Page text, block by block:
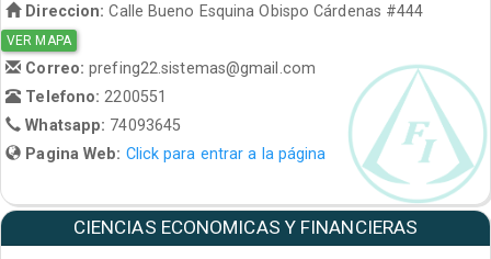
Direccion: Calle Bueno Esquina Obispo Cárdenas #444
VER MAPA
Correo:prefing22.sistemas@gmail.com
Telefono: 2200551
Whatsapp: 74093645
Pagina Web: Click para entrar a la página
CIENCIAS ECONOMICAS Y FINANCIERAS